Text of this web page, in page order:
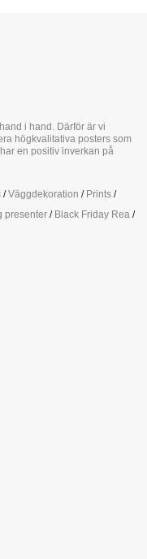
i hand. Därför är vi
högkvalitativa posters som
en positiv inverkan på
/Väggdekoration / Prints /
presenter / Black Friday Rea /